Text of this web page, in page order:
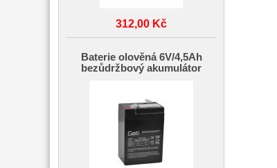
312,00 Kč
Baterie olověná 6V/4,5Ah
bezůdržbový akumulátor